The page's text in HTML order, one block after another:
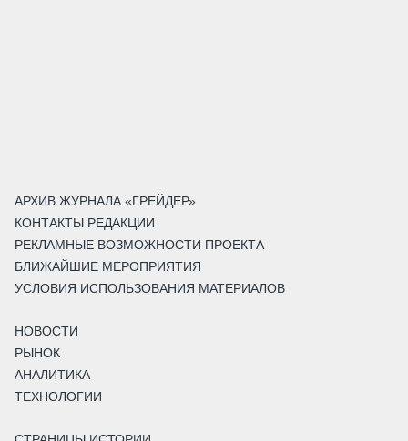
АРХИВ ЖУРНАЛА «ГРЕЙДЕР»
КОНТАКТЫ РЕДАКЦИИ
РЕКЛАМНЫЕ ВОЗМОЖНОСТИ ПРОЕКТА
БЛИЖАЙШИЕ МЕРОПРИЯТИЯ
УСЛОВИЯ ИСПОЛЬЗОВАНИЯ МАТЕРИАЛОВ
НОВОСТИ
РЫНОК
АНАЛИТИКА
ТЕХНОЛОГИИ